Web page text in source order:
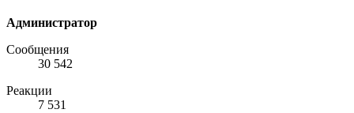
Администратор
Сообщения
30 542
Реакции
7 531